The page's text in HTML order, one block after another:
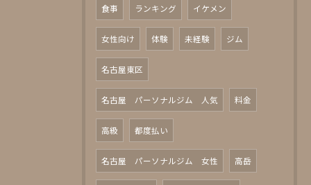
食事 ランキング イケメン
女性向け 体験 未経験 ジム
名古屋東区
名古屋 パーソナルジム 人気 料金
高級 都度払い
名古屋 パーソナルジム 女性 高岳